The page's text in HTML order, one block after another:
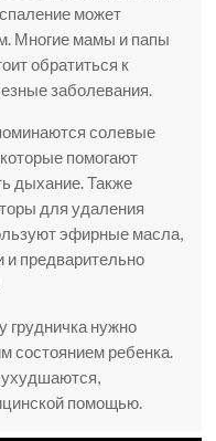
может
Многие мамы и папы
обратиться к
заболевания.
солевые
помогают
дыхание. Также
для удаления
эфирные масла,
предварительно
грудничка нужно
состоянием ребенка.
помощью.